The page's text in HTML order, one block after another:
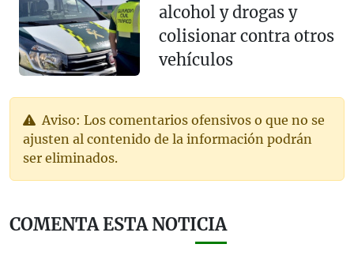
alcohol y drogas y
colisionar contra otros
vehículos
Aviso: Los comentarios ofensivos o que no se
ajusten al contenido de la información podrán
ser eliminados.
COMENTA ESTA NOTICIA